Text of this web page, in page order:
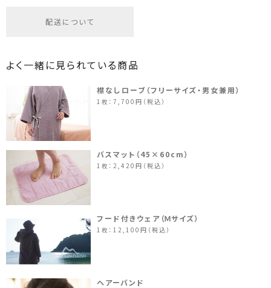
配送について
よく一緒に見られている商品
襟なしローブ（フリーサイズ・男女兼用）
1枚：7,700円（税込）
バスマット（45×60cm）
1枚：2,420円（税込）
フード付きウェア（Ｍサイズ）
1枚：12,100円（税込）
ヘアーバンド